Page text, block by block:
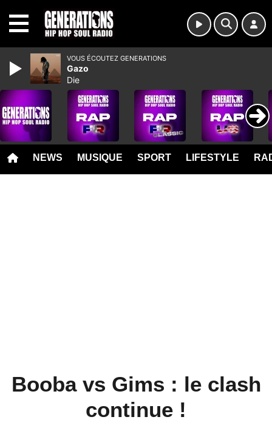
NEWS MUSIQUE SPORT LIFESTYLE
Booba vs Gims : le clash
continue !
VOUS ÉCOUTEZ GENERATIONS
Gazo
Die